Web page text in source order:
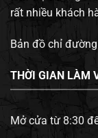
rất nhiều khách
Bản đồ chỉ đường
THỜI GIAN LÀM
Mở cửa từ 8:30